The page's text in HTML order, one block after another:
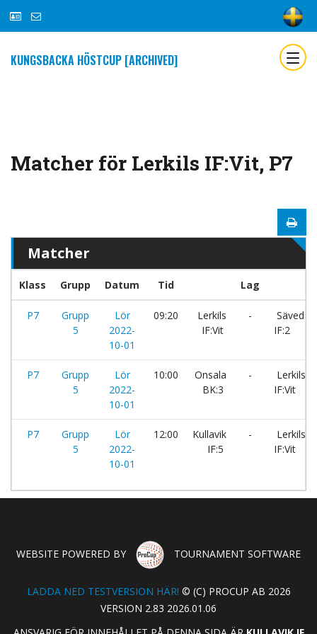
KUNGSBACKA HÖSTCUP [ARCHIVED]
Matcher för Lerkils IF:Vit, P7
Matcher
Klass Grupp Datum Tid Lag
P7
Grupp
5
Lör
2022-
10-01
09:20
Lerkils
IF:Vit
-
IF:2
P7
Grupp
5
Lör
2022-
10-01
10:00
Onsala
BK:3
-
Lerkils
IF:Vit
P7
Grupp
5
Lör
2022-
10-01
12:00
Kullavik
IF:5
-
Lerkils
IF:Vit
WEBSITE POWERED BY TOURNAMENT SOFTWARE
LADDA NED TESTVERSION HÄR! © (C) PROCUP AB 2026
VERSION 2.83 2026.01.06